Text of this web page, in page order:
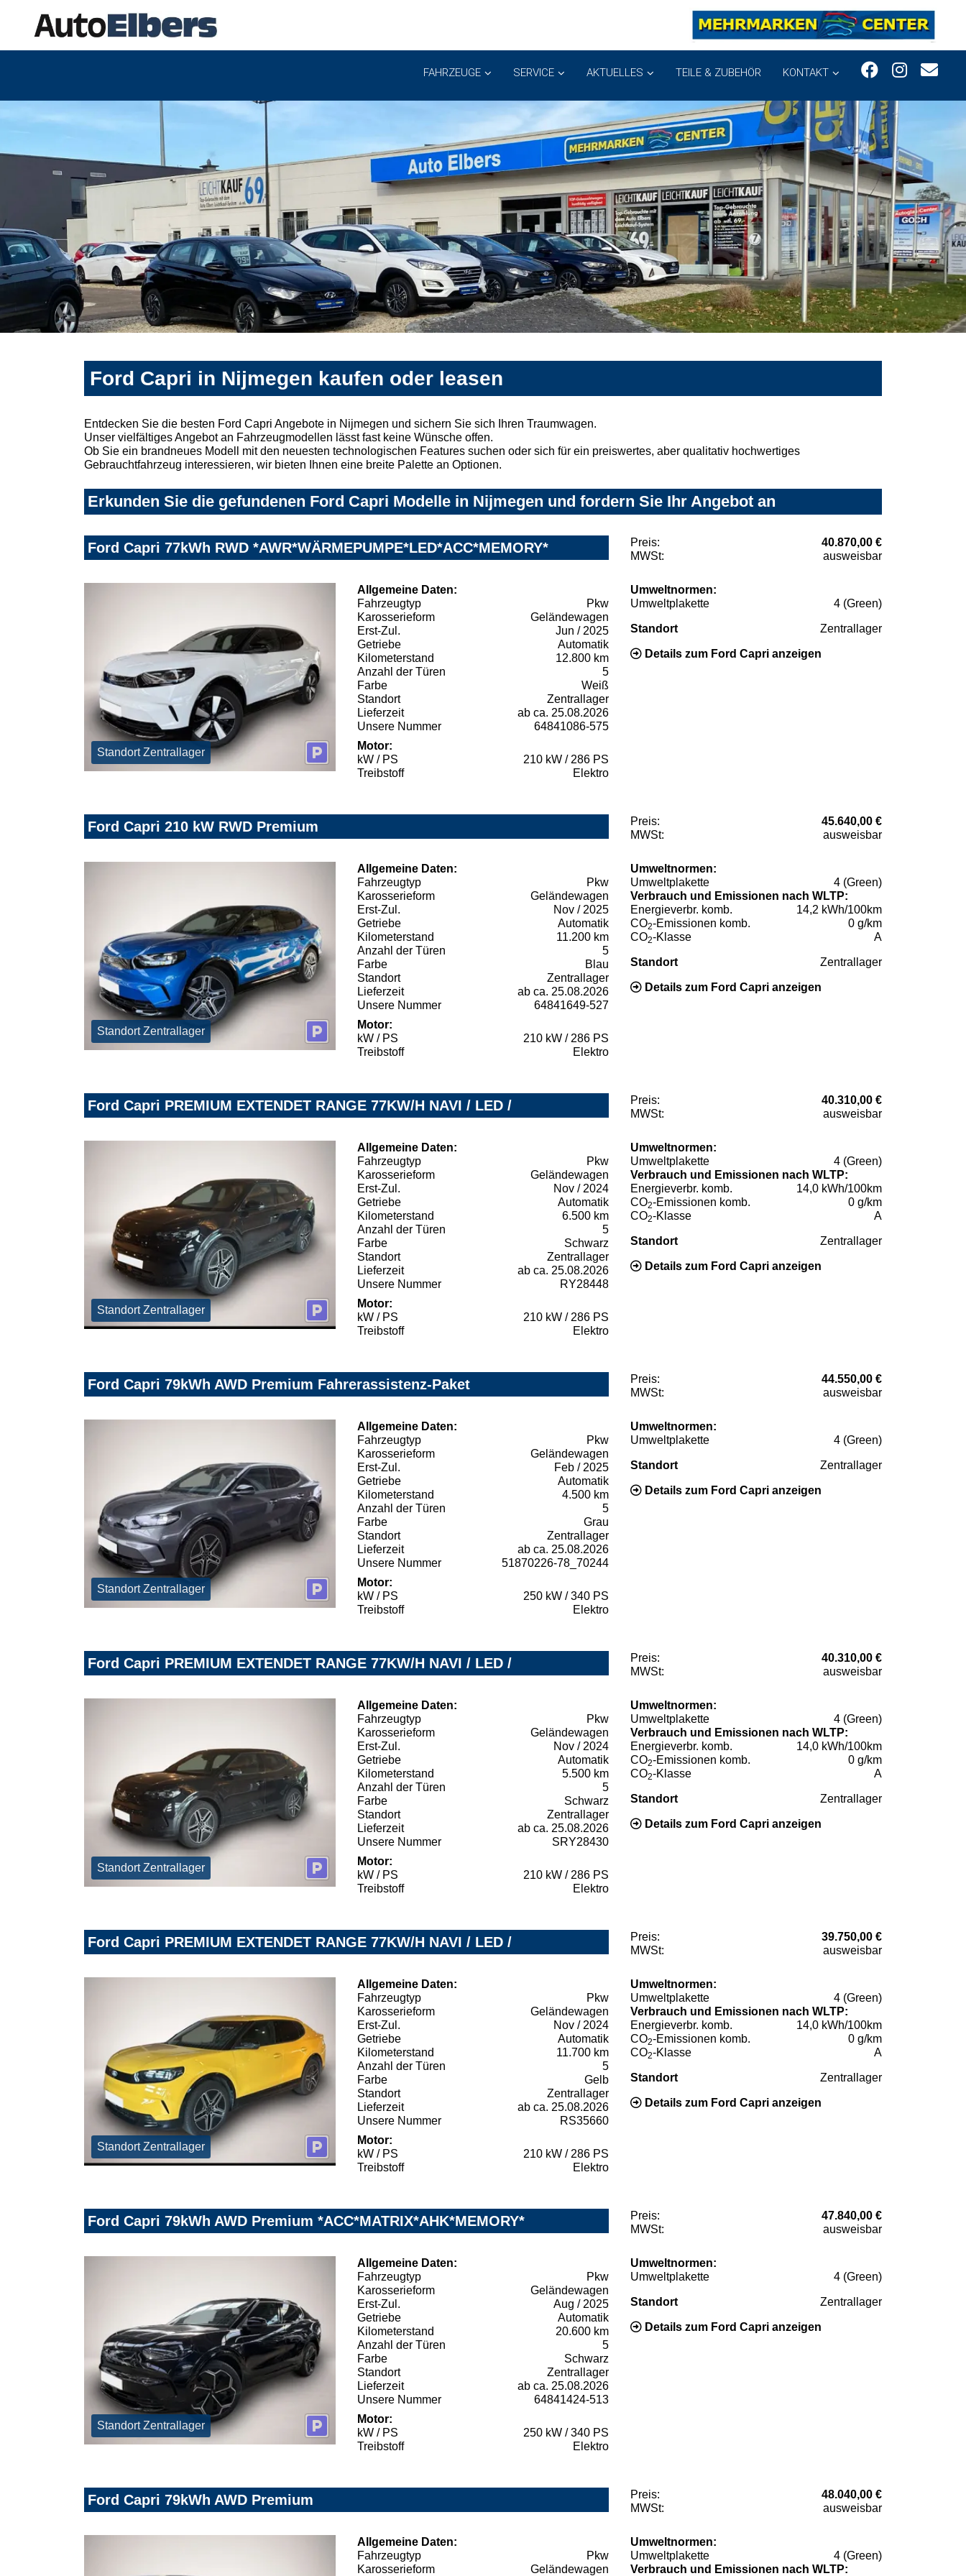
FAHRZEUGE SERVICE AKTUELLES TEILE & ZUBEHÖR KONTAKT
Ford Capri in Nijmegen kaufen oder leasen
Entdecken Sie die besten Ford Capri Angebote in Nijmegen und sichern Sie sich Ihren Traumwagen.
Unser vielfältiges Angebot an Fahrzeugmodellen lässt fast keine Wünsche offen.
Ob Sie ein brandneues Modell mit den neuesten technologischen Features suchen oder sich für ein preiswertes, aber qualitativ hochwertiges
Gebrauchtfahrzeug interessieren, wir bieten Ihnen eine breite Palette an Optionen.
Erkunden Sie die gefundenen Ford Capri Modelle in Nijmegen und fordern Sie Ihr Angebot an
Ford Capri 77kWh RWD *AWR*WÄRMEPUMPE*LED*ACC*MEMORY* Preis:
40.870,00 €
MWSt:
ausweisbar
Standort Zentrallager
Allgemeine Daten:
Fahrzeugtyp
Pkw
Karosserieform
Geländewagen
Erst-Zul.
Jun / 2025
Getriebe
Automatik
Kilometerstand
12.800 km
Anzahl der Türen
5
Farbe
Weiß
Standort
Zentrallager
Lieferzeit
ab ca. 25.08.2026
Unsere Nummer
64841086-575
Motor:
kW / PS
210 kW / 286 PS
Treibstoff
Elektro
Umweltnormen:
Umweltplakette
4 (Green)
Standort Zentrallager
Details zum Ford Capri anzeigen
Ford Capri 210 kW RWD Premium Preis:
45.640,00 €
MWSt:
ausweisbar
Standort Zentrallager
Allgemeine Daten:
Fahrzeugtyp
Pkw
Karosserieform
Geländewagen
Erst-Zul.
Nov / 2025
Getriebe
Automatik
Kilometerstand
11.200 km
Anzahl der Türen
5
Farbe
Blau
Standort
Zentrallager
Lieferzeit
ab ca. 25.08.2026
Unsere Nummer
64841649-527
Motor:
kW / PS
210 kW / 286 PS
Treibstoff
Elektro
Umweltnormen:
Umweltplakette
4 (Green)
Verbrauch und Emissionen nach WLTP:
Energieverbr. komb.
14,2 kWh/100km
CO2-Emissionen komb.
0 g/km
CO2-Klasse A
Standort Zentrallager
Details zum Ford Capri anzeigen
Ford Capri PREMIUM EXTENDET RANGE 77KW/H NAVI / LED / Preis:
40.310,00 €
MWSt:
ausweisbar
Standort Zentrallager
Allgemeine Daten:
Fahrzeugtyp
Pkw
Karosserieform
Geländewagen
Erst-Zul.
Nov / 2024
Getriebe
Automatik
Kilometerstand
6.500 km
Anzahl der Türen
5
Farbe
Schwarz
Standort
Zentrallager
Lieferzeit
ab ca. 25.08.2026
Unsere Nummer
RY28448
Motor:
kW / PS
210 kW / 286 PS
Treibstoff
Elektro
Umweltnormen:
Umweltplakette
4 (Green)
Verbrauch und Emissionen nach WLTP:
Energieverbr. komb.
14,0 kWh/100km
CO2-Emissionen komb.
0 g/km
CO2-Klasse A
Standort Zentrallager
Details zum Ford Capri anzeigen
Ford Capri 79kWh AWD Premium Fahrerassistenz-Paket Preis:
44.550,00 €
MWSt:
ausweisbar
Standort Zentrallager
Allgemeine Daten:
Fahrzeugtyp
Pkw
Karosserieform
Geländewagen
Erst-Zul.
Feb / 2025
Getriebe
Automatik
Kilometerstand
4.500 km
Anzahl der Türen
5
Farbe
Grau
Standort
Zentrallager
Lieferzeit
ab ca. 25.08.2026
Unsere Nummer
51870226-78_70244
Motor:
kW / PS
250 kW / 340 PS
Treibstoff
Elektro
Umweltnormen:
Umweltplakette
4 (Green)
Standort Zentrallager
Details zum Ford Capri anzeigen
Ford Capri PREMIUM EXTENDET RANGE 77KW/H NAVI / LED / Preis:
40.310,00 €
MWSt:
ausweisbar
Standort Zentrallager
Allgemeine Daten:
Fahrzeugtyp
Pkw
Karosserieform
Geländewagen
Erst-Zul.
Nov / 2024
Getriebe
Automatik
Kilometerstand
5.500 km
Anzahl der Türen
5
Farbe
Schwarz
Standort
Zentrallager
Lieferzeit
ab ca. 25.08.2026
Unsere Nummer
SRY28430
Motor:
kW / PS
210 kW / 286 PS
Treibstoff
Elektro
Umweltnormen:
Umweltplakette
4 (Green)
Verbrauch und Emissionen nach WLTP:
Energieverbr. komb.
14,0 kWh/100km
CO2-Emissionen komb.
0 g/km
CO2-Klasse A
Standort Zentrallager
Details zum Ford Capri anzeigen
Ford Capri PREMIUM EXTENDET RANGE 77KW/H NAVI / LED / Preis:
39.750,00 €
MWSt:
ausweisbar
Standort Zentrallager
Allgemeine Daten:
Fahrzeugtyp
Pkw
Karosserieform
Geländewagen
Erst-Zul.
Nov / 2024
Getriebe
Automatik
Kilometerstand
11.700 km
Anzahl der Türen
5
Farbe
Gelb
Standort
Zentrallager
Lieferzeit
ab ca. 25.08.2026
Unsere Nummer
RS35660
Motor:
kW / PS
210 kW / 286 PS
Treibstoff
Elektro
Umweltnormen:
Umweltplakette
4 (Green)
Verbrauch und Emissionen nach WLTP:
Energieverbr. komb.
14,0 kWh/100km
CO2-Emissionen komb.
0 g/km
CO2-Klasse A
Standort Zentrallager
Details zum Ford Capri anzeigen
Ford Capri 79kWh AWD Premium *ACC*MATRIX*AHK*MEMORY* Preis:
47.840,00 €
MWSt:
ausweisbar
Standort Zentrallager
Allgemeine Daten:
Fahrzeugtyp
Pkw
Karosserieform
Geländewagen
Erst-Zul.
Aug / 2025
Getriebe
Automatik
Kilometerstand
20.600 km
Anzahl der Türen
5
Farbe
Schwarz
Standort
Zentrallager
Lieferzeit
ab ca. 25.08.2026
Unsere Nummer
64841424-513
Motor:
kW / PS
250 kW / 340 PS
Treibstoff
Elektro
Umweltnormen:
Umweltplakette
4 (Green)
Standort Zentrallager
Details zum Ford Capri anzeigen
Ford Capri 79kWh AWD Premium Preis:
48.040,00 €
MWSt:
ausweisbar
Allgemeine Daten:
Fahrzeugtyp
Pkw
Karosserieform
Geländewagen
Umweltnormen:
Umweltplakette
4 (Green)
Verbrauch und Emissionen nach WLTP: